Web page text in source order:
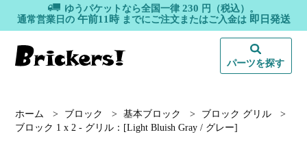
ゆうパケットなら全国一律 230 円（税込）。
通常営業日の 午前11時 までにご注文またはご入金は 即日発送
パーツを探す
ホーム > ブロック > 基本ブロック > ブロック グリル
>
ブロック 1 x 2 - グリル：[Light Bluish Gray / グレー]